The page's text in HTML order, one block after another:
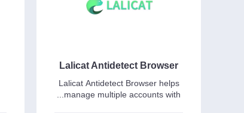
Lalicat Antidetect Browser
Lalicat Antidetect Browser helps
manage multiple accounts with...